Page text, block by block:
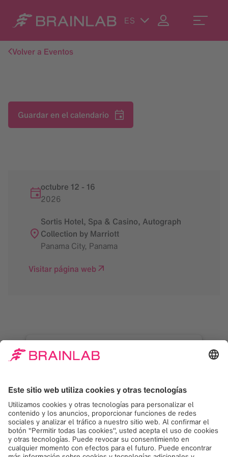
ES
Volver a Eventos
Guardar en el calendario
octubre 12 - 16
2026
Sortis Hotel, Spa & Casino, Autograph
Collection by Marriott
Panama City, Panama
Visitar página web
¡Necesitamos su
consentimiento para
Google Maps!
Usamos Google Maps para incrustar
contenido que puede recopilar datos sobre
su actividad. Por favor revise los detalles y
acepte el servicio para ver este contenido.